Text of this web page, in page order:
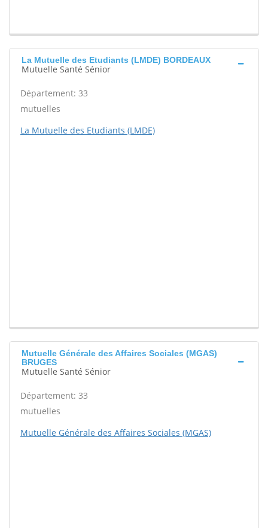
La Mutuelle des Etudiants (LMDE) BORDEAUX
Mutuelle Santé Sénior
Département: 33
mutuelles
La Mutuelle des Etudiants (LMDE)
Mutuelle Générale des Affaires Sociales (MGAS)
BRUGES
Mutuelle Santé Sénior
Département: 33
mutuelles
Mutuelle Générale des Affaires Sociales (MGAS)